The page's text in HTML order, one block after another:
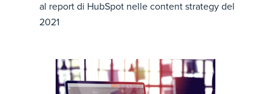
al report di HubSpot nelle content strategy del
2021